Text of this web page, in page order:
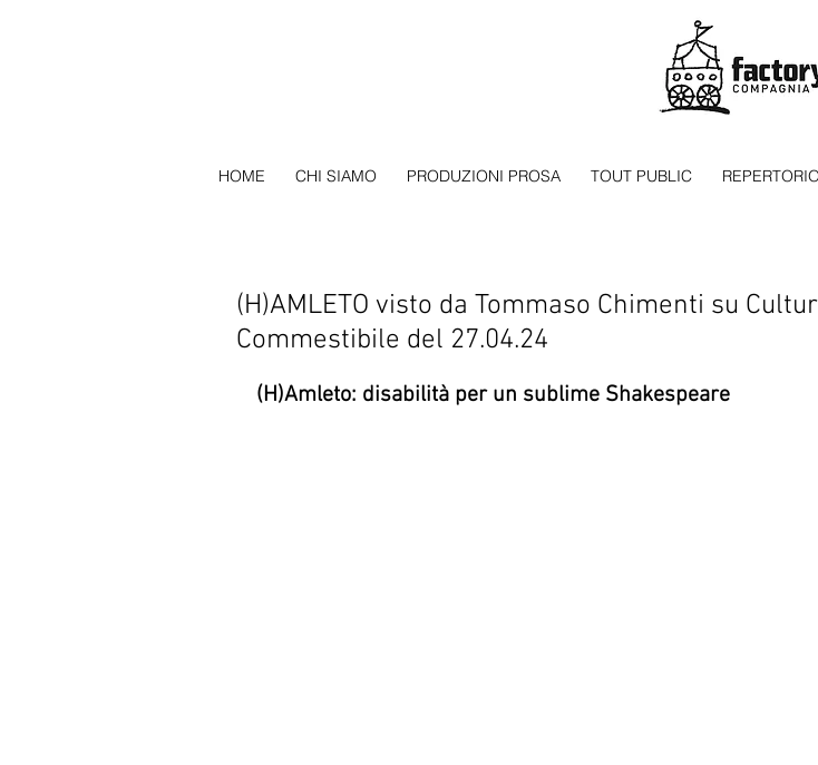
HOME CHI SIAMO PRODUZIONI PROSA TOUT PUBLIC
(H)AMLETO visto da Tommaso Chimenti su
Commestibile del 27.04.24
(H)Amleto: disabilità per un sublime Shakespeare